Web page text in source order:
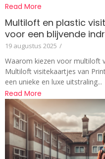
Read More
Multiloft en plastic
voor een blijvende
19 augustus 2025 /
Waarom kiezen voor multiloft
Multiloft visitekaartjes van
een unieke en luxe uitstraling...
Read More